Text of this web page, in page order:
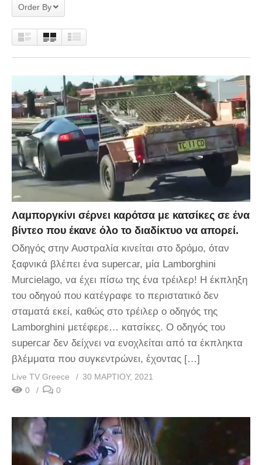
Order By
Λαμποργκίνι σέρνει καρότσα με κατσίκες σε ένα
βίντεο που έκανε όλο το διαδίκτυο να απορεί.
Οδηγός στην Αυστραλία κινείται στο δρόμο, όταν
ξαφνικά βλέπει ένα supercar, μία Lamborghini
Murcielago, να έχει πίσω της ένα τρέιλερ! Η έκπληξη
του οδηγού που κατέγραφε το περιστατικό δεν
σταματά εκεί, καθώς στο τρέιλερ ο οδηγός της
Lamborghini μετέφερε… κατσίκες. Ο οδηγός του
supercar δεν δείχνει να ενοχλείται από τα έκπληκτα
βλέμματα που συγκεντρώνει, έχοντας […]
Live TV Greece
30 ΜΑΡΤΊΟΥ, 2021
0
0